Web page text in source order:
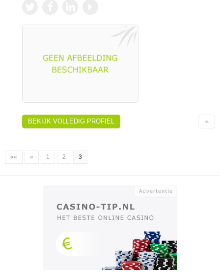
BEKIJK VOLLEDIG PROFIEL
«« « 1 2 3